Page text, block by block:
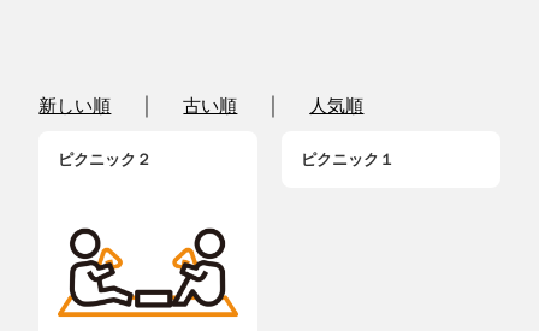
新しい順 ｜古い順 ｜ 人気順
ピクニック２ ピクニック１